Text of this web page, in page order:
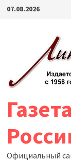
Перейти
07.08.2026
Официальный